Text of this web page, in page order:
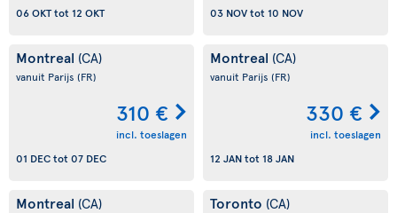
06 OKTtot 12 OKT
03 NOVtot 10 NOV
Montreal (CA)
vanuit Parijs (FR)
310 €
incl. toeslagen
01 DECtot 07 DEC
Montreal (CA)
vanuit Parijs (FR)
330 €
incl. toeslagen
12 JANtot 18 JAN
Montreal (CA) Toronto (CA)